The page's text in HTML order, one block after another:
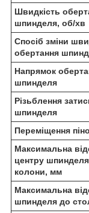
Швидкість
шпинделя, об/хв
Спосіб зміни
обертання
Напрямок
шпинделя
Різьблення
шпинделя
Переміщення
Максимальна
центру
колони, мм
Максимальна
шпинделя до